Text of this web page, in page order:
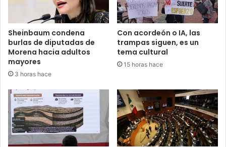
l
a
r
,
a
s
e
r
Sheinbaum condena
burlas de diputadas de
Morena hacia adultos
mayores
3 horas hace
Con acordeón o IA, las
trampas siguen, es un
tema cultural
15 horas hace